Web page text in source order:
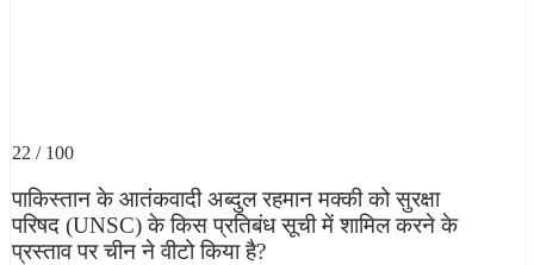
22 / 100
पाकिस्तान के आतंकवादी अब्दुल रहमान मक्की को सुरक्षा
परिषद (UNSC) के किस प्रतिबंध सूची में शामिल करने के
प्रस्ताव पर चीन ने वीटो किया है?